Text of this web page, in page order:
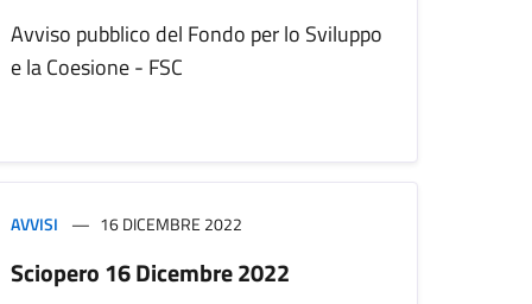
Avviso pubblico del Fondo per lo Sviluppo
e la Coesione - FSC
AVVISI 16 DICEMBRE 2022
Sciopero 16 Dicembre 2022